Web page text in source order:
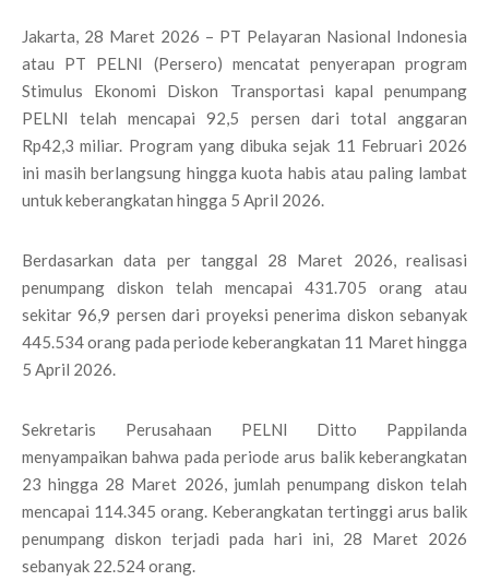
Jakarta, 28 Maret 2026 – PT Pelayaran Nasional Indonesia
atau PT PELNI (Persero) mencatat penyerapan program
Stimulus Ekonomi Diskon Transportasi kapal penumpang
PELNI telah mencapai 92,5 persen dari total anggaran
Rp42,3 miliar. Program yang dibuka sejak 11 Februari 2026
ini masih berlangsung hingga kuota habis atau paling lambat
untuk keberangkatan hingga 5 April 2026.
Berdasarkan data per tanggal 28 Maret 2026, realisasi
penumpang diskon telah mencapai 431.705 orang atau
sekitar 96,9 persen dari proyeksi penerima diskon sebanyak
445.534 orang pada periode keberangkatan 11 Maret hingga
5 April 2026.
Sekretaris Perusahaan PELNI Ditto Pappilanda
menyampaikan bahwa pada periode arus balik keberangkatan
23 hingga 28 Maret 2026, jumlah penumpang diskon telah
mencapai 114.345 orang. Keberangkatan tertinggi arus balik
penumpang diskon terjadi pada hari ini, 28 Maret 2026
sebanyak 22.524 orang.